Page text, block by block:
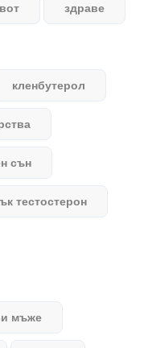
здраве
кленбутерол
сън
тестостерон
мъже